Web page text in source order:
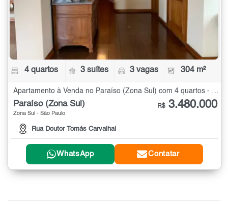
4 quartos 3 suítes 3 vagas 304 m²
Apartamento à Venda no Paraíso (Zona Sul) com 4 quartos - 304 m²
Paraíso (Zona Sul)
Zona Sul - São Paulo
Rua Doutor Tomás Carvalhal
R$ 3.480.000
WhatsApp Contatar